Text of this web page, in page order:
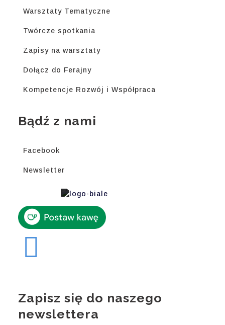
Warsztaty Tematyczne
Twórcze spotkania
Zapisy na warsztaty
Dołącz do Ferajny
Kompetencje Rozwój i Współpraca
Bądź z nami
Facebook
Newsletter
Zapisz się do naszego
newslettera